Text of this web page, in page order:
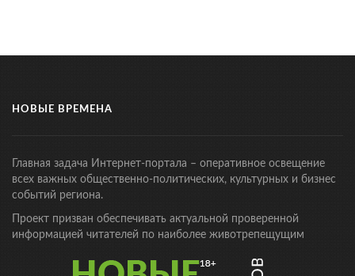
НОВЫЕ ВРЕМЕНА
Главная задача Интернет-портала – оперативное освещение
всех важных общественно-политических, культурных и бизнес
событий региона.
Проект призван обеспечивать актуальной проверенной
информацией читателей по наиболее животрепещущим